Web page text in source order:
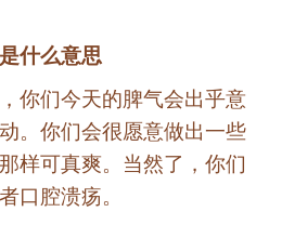
什么意思
你们今天的脾气会出乎意
。你们会很愿意做出一些
样可真爽。当然了，你们
口腔溃疡。